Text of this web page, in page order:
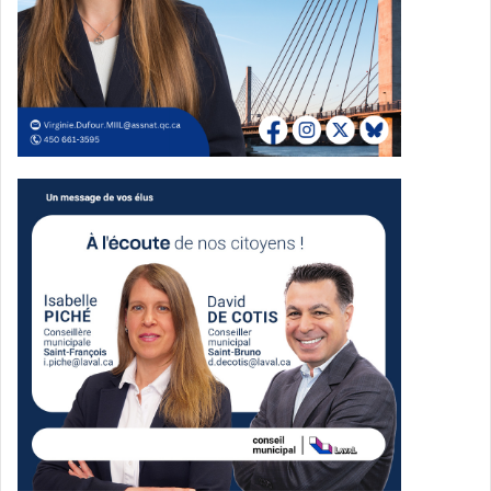
artistes issus de la diversité culturelle.
Le Marché éphémère : une opportunité pour les
entreprises locales
Le festival invite les entreprises lavalloises àparticiper
Marché éphémère, ouvert du 15 au 17 août 2024. Cet
espace permettra aux entreprises de partager leurs
valeurs et de se faire connaître auprès des festivaliers.
Un soutien financier indispensable
Le Festival MOSAÏQUE Laval bénéficie du soutien de
partenaires financiers clés, incluant le Conseil des arts et
des lettres du Québec, Patrimoine Canada, le ministère de
la Culture et des Communications, la Ville de Laval, Co-
Motion et Cominar. Ce soutien permet de proposer une
programmation riche et gratuite.